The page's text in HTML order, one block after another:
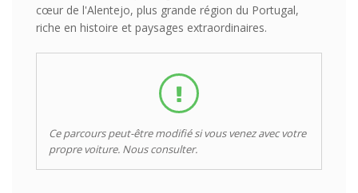
cœur de l'Alentejo, plus grande région du Portugal,
riche en histoire et paysages extraordinaires.
Ce parcours peut-être modifié si vous venez avec votre
propre voiture. Nous consulter.